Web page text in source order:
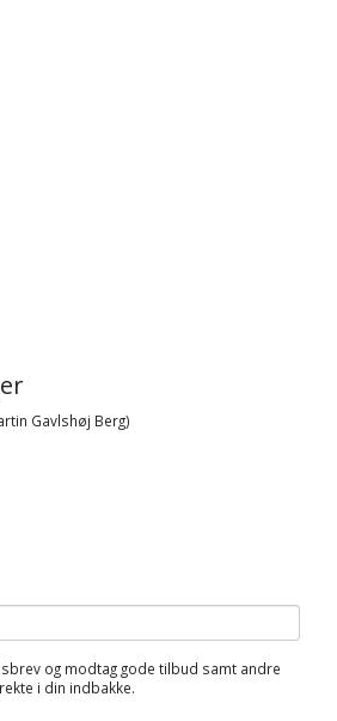
Gavlshøj Berg)
og modtag gode tilbud samt andre
i din indbakke.